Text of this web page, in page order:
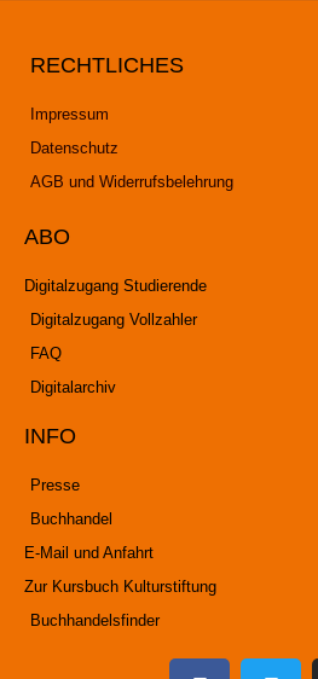
RECHTLICHES
Impressum
Datenschutz
AGB und Widerrufsbelehrung
ABO
Digitalzugang Studierende
Digitalzugang Vollzahler
FAQ
Digitalarchiv
INFO
Presse
Buchhandel
E-Mail und Anfahrt
Zur Kursbuch Kulturstiftung
Buchhandelsfinder